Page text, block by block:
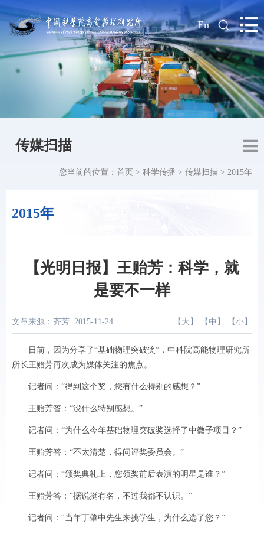
| En
传媒扫描
2015年
您当前的位置： 首页 > 科学传播 > 传媒扫描 > 2015年
【光明日报】王贻芳：科学，就
是要不一样
文章来源：齐芳 2015-11-24 【 大 】 【 中 】 【 小 】
日前，因为分享了“基础物理突破奖”，中科院高能物理研究所
所长王贻芳再次成为媒体关注的焦点。
记者问：“得到这个奖，您有什么特别的感想？”
王贻芳答：“没什么特别感想。”
记者问：“为什么今年基础物理突破奖选择了中微子项目？”
王贻芳答：“不太清楚，得问评奖委员会。”
记者问：“颁奖典礼上，您领奖前后表演的明星是谁？”
王贻芳答：“据说挺有名，不过我都不认识。”
记者问：“当年丁肇中先生来挑学生，为什么选了您？”